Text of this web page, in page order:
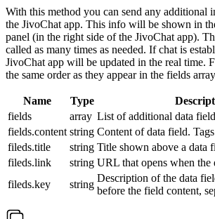
With this method you can send any additional
the JivoChat app. This info will be shown in
panel (in the right side of the JivoChat app).
called as many times as needed. If chat is
JivoChat app will be updated in the real time.
the same order as they appear in the fields
Name Type
fields
array List of additional data
fields.content string Content of data field.
fileds.title
string Title shown above a data
fileds.link
string URL that opens when the
fileds.key
string
Description of the data
before the field content,